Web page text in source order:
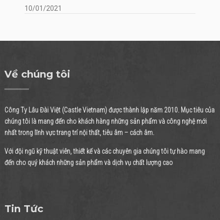
10/01/2021
Về chúng tôi
Công Ty Lâu Đài Việt (Castle Vietnam) được thành lập năm 2010. Mục tiêu của
chúng tôi là mang đến cho khách hàng những sản phẩm và công nghệ mới
nhất trong lĩnh vực trang trí nội thất, tiêu âm – cách âm.
Với đội ngũ kỹ thuật viên, thiết kế và các chuyên gia chúng tôi tự hào mang
đến cho quý khách những sản phẩm và dịch vụ chất lượng cao
Tin Tức